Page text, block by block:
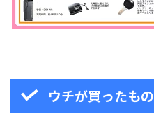
ウチが買ったもの